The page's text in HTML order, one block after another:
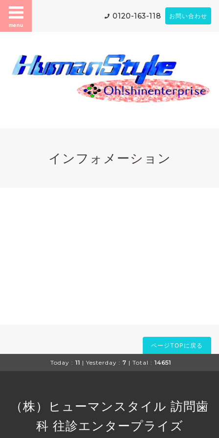
menu
0120-163-118 お問い合わせ
インフォメーション
ページTOPに戻る
Today : 11 | Yesterday : 7 | Total : 14651
（株）ヒューマンスタイル 訪問歯
科 往診エンタープライズ